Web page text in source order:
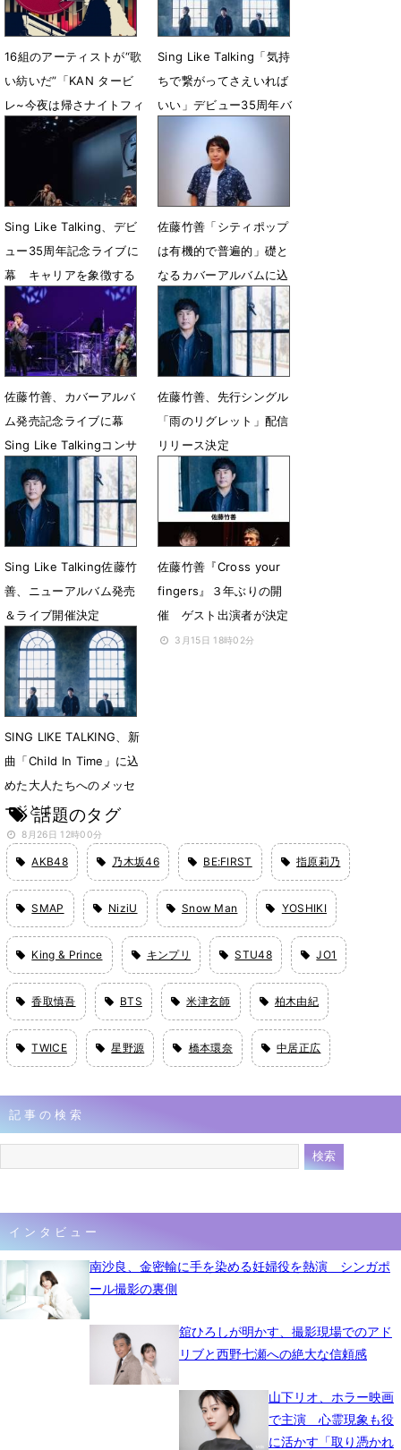
16組のアーティストが“歌
い紡いだ”「KAN タービ
レ~今夜は帰さナイトフィ
ーバー~」ライブBlu-ray
Sing Like Talking「気持
ちで繋がってさえいれば
いい」デビュー35周年バ
10月19日 18時00分
Sing Like Talking、デビ
ュー35周年記念ライブに
幕 キャリアを象徴する
演奏を披露
10月2日 22時37分
佐藤竹善「シティポップ
は有機的で普遍的」礎と
なるカバーアルバムに込
めた想いとは
11月11日 12時00分
佐藤竹善、カバーアルバ
ム発売記念ライブに幕
Sing Like Talkingコンサ
ート開催を発表
10月10日 07時00分
佐藤竹善、先行シングル
「雨のリグレット」配信
リリース決定
8月26日 23時48分
Sing Like Talking佐藤竹
善、ニューアルバム発売
＆ライブ開催決定
6月10日 12時03分
佐藤竹善『Cross your
fingers』３年ぶりの開
催 ゲスト出演者が決定
3月15日 18時02分
SING LIKE TALKING、新
曲「Child In Time」に込
めた大人たちへのメッセ
ージとは
8月26日 12時00分
話題のタグ
AKB48 乃木坂46 BE:FIRST 指原莉乃
SMAP NiziU Snow Man YOSHIKI
King & Prince キンプリ STU48 JO1
香取慎吾 BTS 米津玄師 柏木由紀
TWICE 星野源 橋本環奈 中居正広
記事の検索
インタビュー
南沙良、金密輸に手を染める妊婦役を熱演 シンガポ
ール撮影の裏側
舘ひろしが明かす、撮影現場でのアド
リブと西野七瀬への絶大な信頼感
山下リオ、ホラー映画
で主演 心霊現象も役
に活かす「取り憑かれ